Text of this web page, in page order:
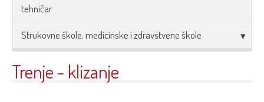
tehničar
Strukovne škole, medicinske i zdravstvene škole
Trenje - klizanje